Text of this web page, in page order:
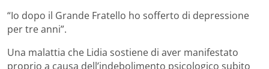
“Io dopo il Grande Fratello ho sofferto di depressione
per tre anni”.
Una malattia che Lidia sostiene di aver manifestato
proprio a causa dell’indebolimento psicologico subito